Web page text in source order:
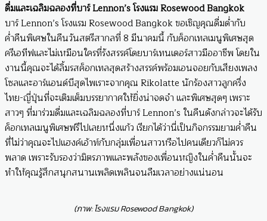
ดื่มและเฉลิมฉลองที่บาร์ Lennon’s โรงแรม Rosewood Bangkok
บาร์ Lennon’s โรงแรม Rosewood Bangkok ขอเชิญคุณดื่มด่ำกับ
ค่ำคืนพิเศษในคืนวันสตรีสากลที่ 8 มีนาคมนี้ กับค็อกเทลเมนูพิเศษสุด
ครีเอทีฟและไม่เหมือนใครที่รังสรรค์โดยบาร์เทนเดอร์สาวมืออาชีพ โดยใน
งานนี้คุณจะได้ลิ้มรสค็อกเทลสุดสร้างสรรค์พร้อมเอนจอยกับเสียงเพลง
โซลและอาร์แอนด์บีสุดไพเราะจากคุณ Rikolatte นักร้องสาวลูกครึ่ง
ไทย-ญี่ปุ่นที่จะเติมเต็มบรรยากาศให้ยิ่งน่าจดจำ และพิเศษสุดๆ เพราะ
สาวๆ ที่มาร่วมดื่มและเฉลิมฉลองที่บาร์ Lennon’s ในคืนดังกล่าวจะได้รับ
ค็อกเทลเมนูพิเศษฟรีไปเลยหนึ่งแก้ว เรียกได้ว่านี่เป็นกิจกรรมยามค่ำคืน
ที่ไม่ว่าคุณจะไปแฮงค์เอ้าท์กับกลุ่มเพื่อนสาวหรือไปคนเดียวก็ไม่ควร
พลาด เพราะรับรองว่ามิตรภาพและพลังของเพื่อนหญิงในค่ำคืนนั้นจะ
ทำให้คุณรู้สึกสนุกสนานเพลิดเพลินจนลืมเวลาอย่างแน่นอน
(ภาพ: โรงแรม Rosewood Bangkok)